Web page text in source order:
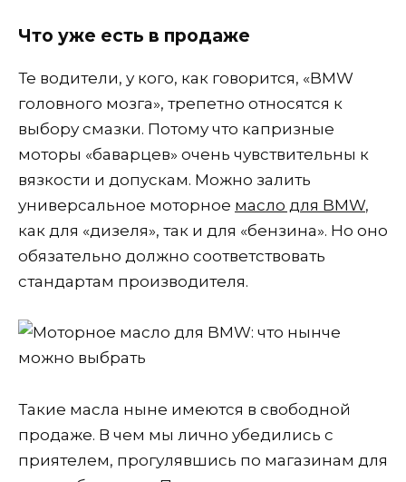
Что уже есть в продаже
Те водители, у кого, как говорится, «BMW
головного мозга», трепетно относятся к
выбору смазки. Потому что капризные
моторы «баварцев» очень чувствительны к
вязкости и допускам. Можно залить
универсальное моторное масло для BMW,
как для «дизеля», так и для «бензина». Но оно
обязательно должно соответствовать
стандартам производителя.
Такие масла ныне имеются в свободной
продаже. В чем мы лично убедились с
приятелем, прогулявшись по магазинам для